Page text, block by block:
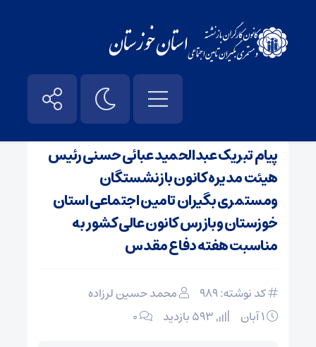
پیام تبریک عبدالحمید عبائی حسنی رئیس
هیئت مدیره کانون بازنشستگان
ومستمری بگیران تامین اجتماعی استان
خوزستان وبازرس کانون عالی کشور به
مناسبت هفته دفاع مقدس
کد نوشته: 989
محمد حسین لرزاده
۰